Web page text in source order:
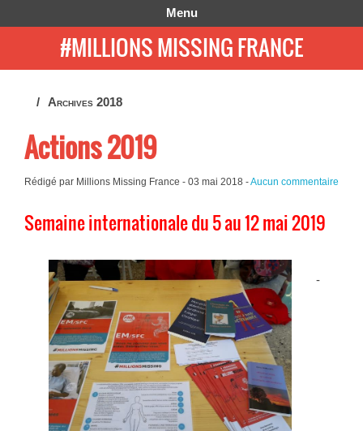
#MILLIONS MISSING FRANCE
Menu
Archives 2018
Actions 2019
Rédigé par Millions Missing France - 03 mai 2018 -Aucun commentaire
Semaine internationale du 5 au 12 mai 2019
-